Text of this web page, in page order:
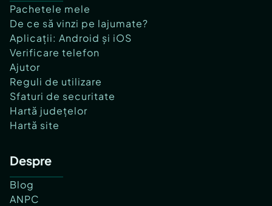
Pachetele mele
De ce să vinzi pe lajumate?
Aplicații: Android și iOS
Verificare telefon
Ajutor
Reguli de utilizare
Sfaturi de securitate
Hartă județelor
Hartă site
Despre
Blog
ANPC